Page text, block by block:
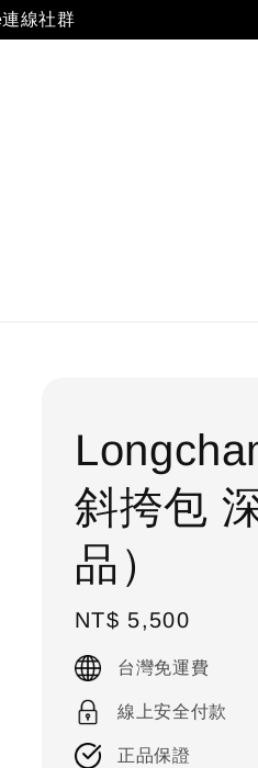
線社群
斜挎包
品）
Regular
price
NT$ 5,500
台灣免運費
線上安全付款
正品保證